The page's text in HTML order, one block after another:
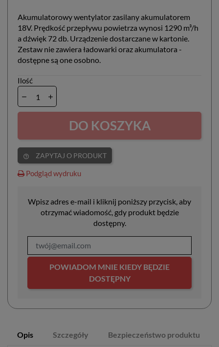
Akumulatorowy wentylator zasilany akumulatorem
18V. Prędkość przepływu powietrza wynosi 1290 m³/h
a dźwięk 72 db. Urządzenie dostarczane w kartonie.
Zestaw nie zawiera ładowarki oraz akumulatora -
dostępne są one osobno.
Ilość
DO KOSZYKA
help_outline ZAPYTAJ O PRODUKT
Podgląd wydruku
Wpisz adres e-mail i kliknij poniższy przycisk, aby
otrzymać wiadomość, gdy produkt będzie
dostępny.
POWIADOM MNIE KIEDY BĘDZIE
DOSTĘPNY
Opis Szczegóły Bezpieczeństwo produktu